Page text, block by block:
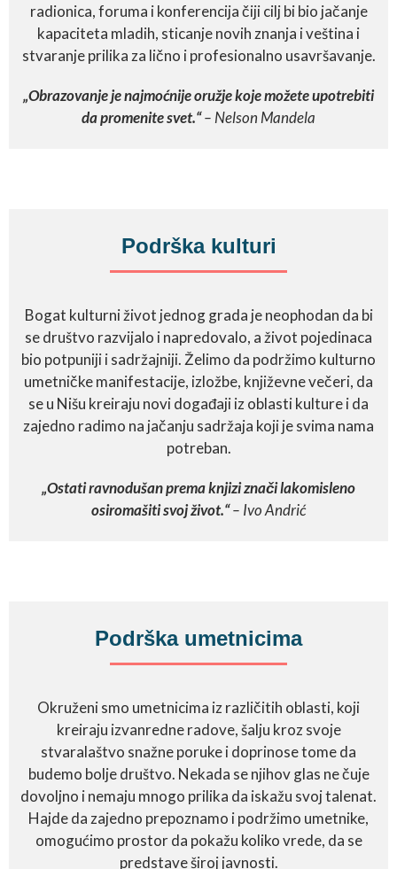
radionica, foruma i konferencija čiji cilj bi bio jačanje
kapaciteta mladih, sticanje novih znanja i veština i
stvaranje prilika za lično i profesionalno usavršavanje.
„Obrazovanje je najmoćnije oružje koje možete upotrebiti
da promenite svet.“– Nelson Mandela
Podrška kulturi
Bogat kulturni život jednog grada je neophodan da bi
se društvo razvijalo i napredovalo, a život pojedinaca
bio potpuniji i sadržajniji. Želimo da podržimo kulturno
umetničke manifestacije, izložbe, književne večeri, da
se u Nišu kreiraju novi događaji iz oblasti kulture i da
zajedno radimo na jačanju sadržaja koji je svima nama
potreban.
„Ostati ravnodušan prema knjizi znači lakomisleno
osiromašiti svoj život.“– Ivo Andrić
Podrška umetnicima
Okruženi smo umetnicima iz različitih oblasti, koji
kreiraju izvanredne radove, šalju kroz svoje
stvaralaštvo snažne poruke i doprinose tome da
budemo bolje društvo. Nekada se njihov glas ne čuje
dovoljno i nemaju mnogo prilika da iskažu svoj talenat.
Hajde da zajedno prepoznamo i podržimo umetnike,
omogućimo prostor da pokažu koliko vrede, da se
predstave široj javnosti.